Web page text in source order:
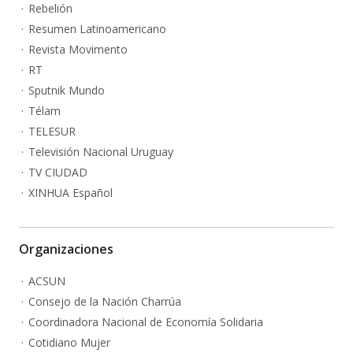
Rebelión
Resumen Latinoamericano
Revista Movimento
RT
Sputnik Mundo
Télam
TELESUR
Televisión Nacional Uruguay
TV CIUDAD
XINHUA Español
Organizaciones
ACSUN
Consejo de la Nación Charrúa
Coordinadora Nacional de Economía Solidaria
Cotidiano Mujer